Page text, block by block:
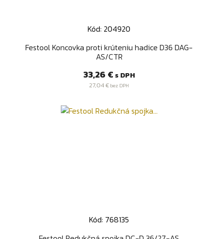
Kód: 204920
Festool Koncovka proti krúteniu hadice D36 DAG-
AS/CTR
Cena
33,26 € s DPH
27,04 € bez DPH
Kód: 768135